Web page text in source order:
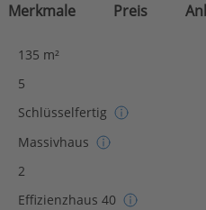
Merkmale Preis
135 m²
5
Schlüsselfertig
Massivhaus
2
Effizienzhaus 40